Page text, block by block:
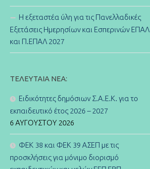
Η εξεταστέα ύλη για τις Πανελλαδικές
Εξετάσεις Ημερησίων και Εσπερινών ΕΠΑΛ
και Π.ΕΠΑΛ 2027
ΤΕΛΕΥΤΑΊΑ ΝΈΑ:
Ειδικότητες δημόσιων Σ.Α.Ε.Κ. για το
εκπαιδευτικό έτος 2026 – 2027
6 ΑΥΓΟΎΣΤΟΥ 2026
ΦΕΚ 38 και ΦΕΚ 39 ΑΣΕΠ με τις
προσκλήσεις για μόνιμο διορισμό